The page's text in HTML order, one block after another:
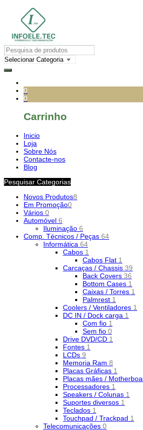
0
0
Carrinho
Inicio
Loja
Sobre Nós
Contacte-nos
Blog
Pesquisar Categorias
Novos Produtos8
Em Promoção0
Vários 0
Automóvel 6
Iluminação 6
Comp. Técnicos / Peças 64
Informática 64
Cabos 1
Cabos Flat 1
Carcaças / Chassis 39
Back Covers 36
Bottom Cases 1
Caixas / Torres 1
Palmrest 1
Coolers / Ventiladores 1
DC IN / Dock carga 1
Com fio 1
Sem fio 0
Drive DVD/CD 1
Fontes 1
LCDs 9
Memoria Ram 8
Placas Gráficas 1
Placas mães /
Processadores 1
Speakers / Colunas 1
Suportes diversos 1
Teclados 1
Touchpad / Trackpad 1
Telecomunicações 0